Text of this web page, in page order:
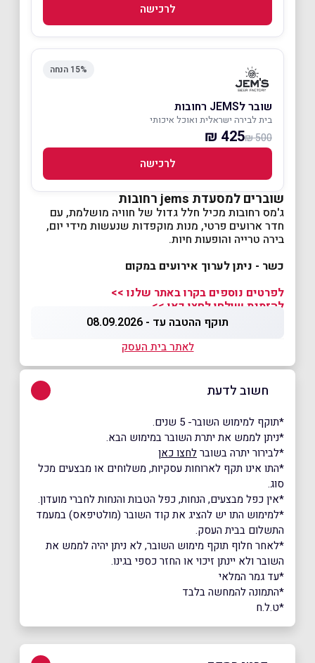
לרכישה
15% הנחה
שובר לJEMS רחובות
בית לבירה ישראלית ואוכל איכותי
500 ₪
425 ₪
לרכישה
שוברים למסעדת jems רחובות
ג'מס רחובות מכיל חלל גדול של חוויה מושלמת, עם
חדר ארועים פרטי, מנות מוקפדות שנעשות מידי יום,
בירה טרייה והופעות חיות.
כשר - ניתן לערוך אירועים במקום
לפרטים נוספים בקרו באתר שלנו >>
להזמנת שולחן לחצו כאן >>
תוקף ההטבה עד - 08.09.2026
לאתר בית העסק
חשוב לדעת
*תוקף למימוש השובר- 5 שנים.
*ניתן לממש את יתרת השובר במימוש הבא.
*לבירור יתרה בשוברלחצו כאן
*התו אינו תקף לארוחות עסקיות, משלוחים או מבצעים מכל
סוג.
*אין כפל מבצעים, הנחות, כפל הטבות והנחות לחברי מועדון.
*למימוש התו יש להציג את קוד השובר (מולטיפאס) במעמד
התשלום בבית העסק.
*לאחר חלוף תוקף מימוש השובר, לא ניתן יהיה לממש את
השובר ולא יינתן זיכוי או החזר כספי בגינו.
*עד גמר המלאי
*התמונה להמחשה בלבד
*ט.ל.ח